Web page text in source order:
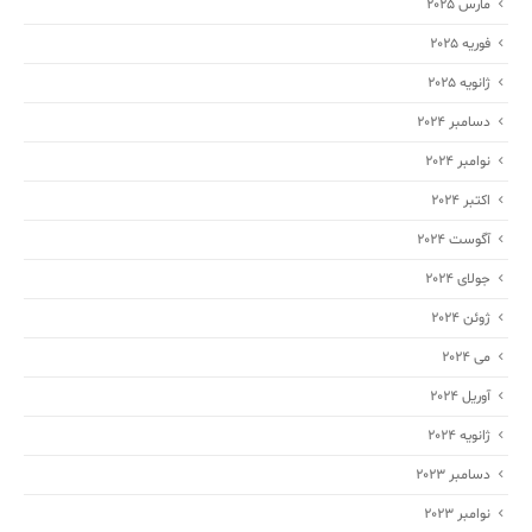
مارس 2025
فوریه 2025
ژانویه 2025
دسامبر 2024
نوامبر 2024
اکتبر 2024
آگوست 2024
جولای 2024
ژوئن 2024
می 2024
آوریل 2024
ژانویه 2024
دسامبر 2023
نوامبر 2023